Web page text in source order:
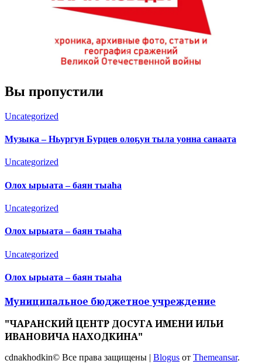
Вы пропустили
Uncategorized
Музыка – Ньургун Бурцев олоҕун тыла уонна санаата
Uncategorized
Олох ырыата – баян тыаһа
Uncategorized
Олох ырыата – баян тыаһа
Uncategorized
Олох ырыата – баян тыаһа
Муниципальное бюджетное учреждение
"ЧАРАНСКИЙ ЦЕНТР ДОСУГА ИМЕНИ ИЛЬИ
ИВАНОВИЧА НАХОДКИНА"
cdnakhodkin© Все права защищены | Blogus от Themeansar.